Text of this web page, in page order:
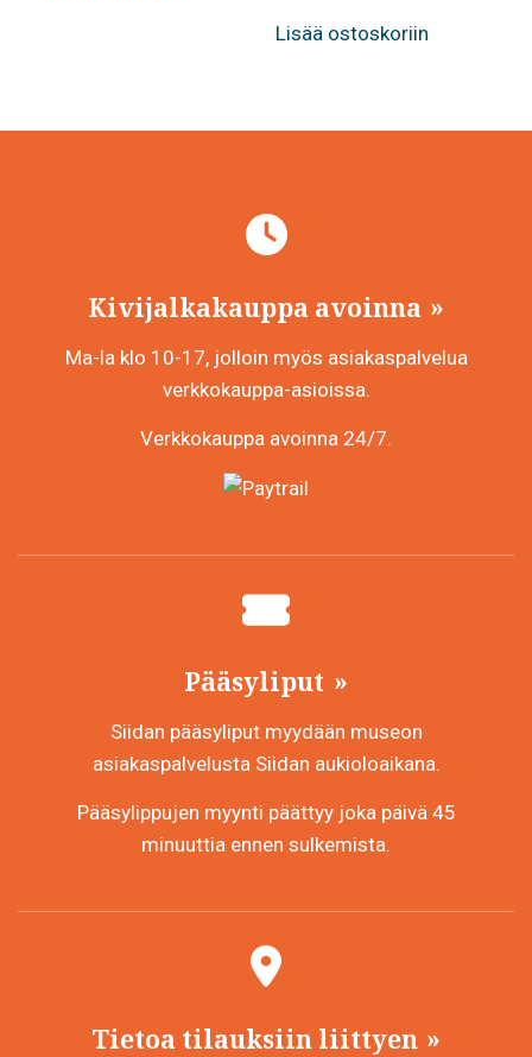
Lisää ostoskoriin
Kivijalkakauppa avoinna
Ma-la klo 10-17, jolloin myös asiakaspalvelua
verkkokauppa-asioissa.
Verkkokauppa avoinna 24/7.
Pääsyliput
Siidan pääsyliput myydään museon
asiakaspalvelusta Siidan aukioloaikana.
Pääsylippujen myynti päättyy joka päivä 45
minuuttia ennen sulkemista.
Tietoa tilauksiin liittyen